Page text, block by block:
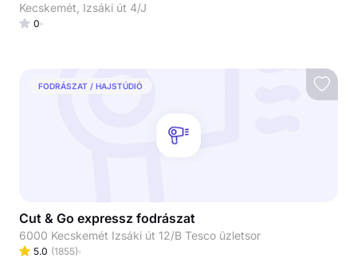
Kecskemét, Izsáki út 4/J
0
FODRÁSZAT / HAJSTÚDIÓ
Cut & Go expressz fodrászat
6000 Kecskemét Izsáki út 12/B Tesco üzletsor
5.0 (1855)